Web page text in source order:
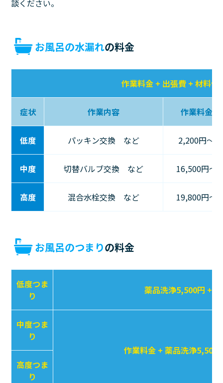
談ください。
お風呂の水漏れの料金
作業料金 + 出張費 + 材料代
症状 作業内容 作業料金
低度 パッキン交換 など 2,200円〜
中度 切替バルブ交換 など 16,500円〜
高度 混合水栓交換 など 19,800円〜
お風呂のつまりの料金
低度つま
り
薬品洗浄5,500円 +
中度つま
り
作業料金 + 薬品洗浄5,500
高度つま
り